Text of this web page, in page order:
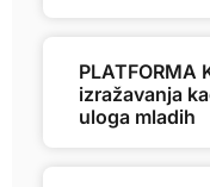
PLATFORMA
izražavanja
uloga mladih